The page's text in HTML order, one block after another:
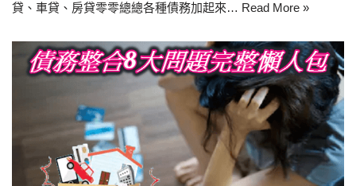
貸、車貸、房貸零零總總各種債務加起來… Read More »